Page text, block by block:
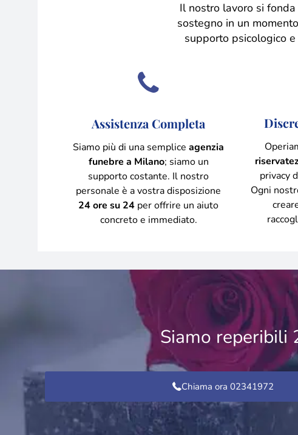
Il nostro lavoro si
sostegno in un
supporto psicologico
Assistenza Completa
Siamo più di una semplice agenzia
funebre a Milano; siamo un
supporto costante. Il nostro
personale è a vostra disposizione
24 ore su 24 per offrire un aiuto
concreto e immediato.
privacy
Ogni
Siamo reperibili
Chiama ora 02341972